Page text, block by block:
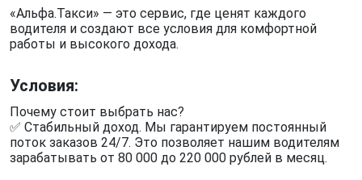
«Альфа.Такси» — это сервис, где ценят каждого
водителя и создают все условия для комфортной
работы и высокого дохода.
Условия:
Почему стоит выбрать нас?
✅ Стабильный доход. Мы гарантируем постоянный
поток заказов 24/7. Это позволяет нашим водителям
зарабатывать от 80 000 до 220 000 рублей в месяц.